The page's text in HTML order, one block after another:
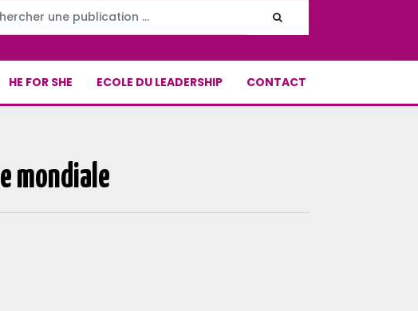
HE FOR SHE ECOLE DU LEADERSHIP CONTACT
mondiale